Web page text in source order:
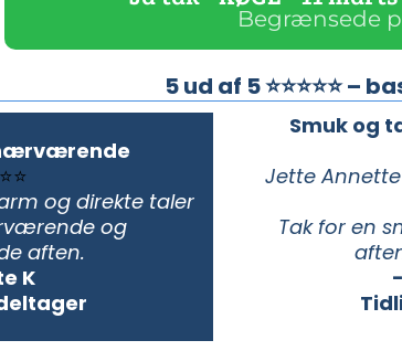
Begrænsede
5 ud af 5 ⭐⭐⭐⭐⭐
og direkte taler
og
aften.
K
Smuk og
Jette
Tak for en